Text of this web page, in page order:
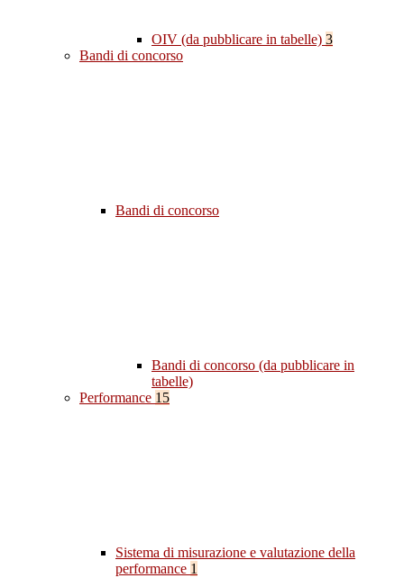
OIV (da pubblicare in tabelle) 3
Bandi di concorso
Bandi di concorso
Bandi di concorso (da pubblicare in
tabelle)
Performance 15
Sistema di misurazione e valutazione della
performance 1